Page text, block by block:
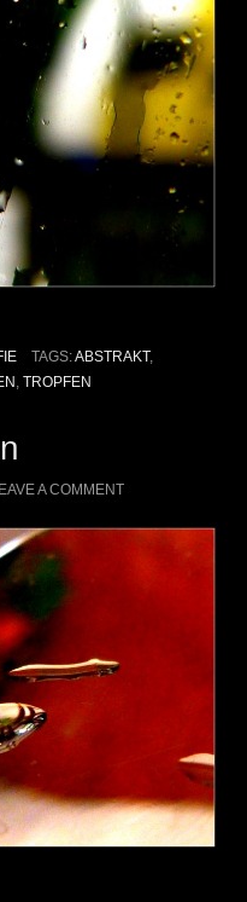
TAGS:ABSTRAKT,
, TROPFEN
A COMMENT